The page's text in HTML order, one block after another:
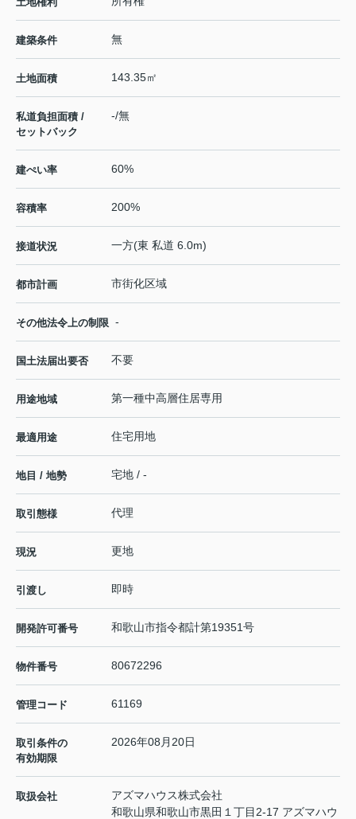
建築条件 無
土地面積 143.35㎡
私道負担面積 /
セットバック
-/無
建ぺい率 60%
容積率 200%
接道状況 一方(東 私道 6.0m)
都市計画 市街化区域
その他法令上の制限 -
国土法届出要否 不要
用途地域 第一種中高層住居専用
最適用途 住宅用地
地目 / 地勢 宅地 / -
取引態様 代理
現況 更地
引渡し 即時
開発許可番号 和歌山市指令都計第19351号
物件番号 80672296
管理コード 61169
取引条件の
有効期限
2026年08月20日
取扱会社
アズマハウス株式会社
和歌山県和歌山市黒田１丁目2-17 アズマハウ